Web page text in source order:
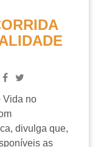
Vida no
divulga que,
as